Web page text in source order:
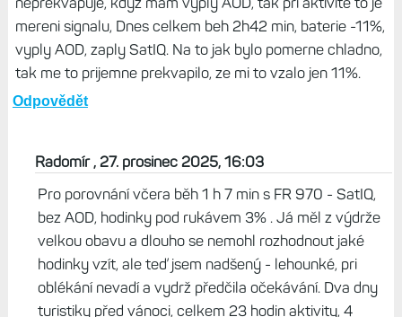
to žere, když si zapnu a vypnul displej AOD. Užitečný.
Souhlas s těmi desetinami, to by bylo lepší než jen vidět,
že je to méně než jedno procento.
rozepsany, co vsechno to zere. Samozrejme me
neprekvapuje, kdyz mam vyply AOD, tak pri aktivite to je
mereni signalu, Dnes celkem beh 2h42 min, baterie -11%,
vyply AOD, zaply SatIQ. Na to jak bylo pomerne chladno,
tak me to prijemne prekvapilo, ze mi to vzalo jen 11%.